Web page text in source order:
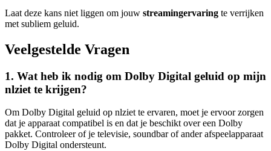
Laat deze kans niet liggen om jouw streamingervaring te verrijken
met subliem geluid.
Veelgestelde Vragen
1. Wat heb ik nodig om Dolby Digital geluid op mijn
nlziet te krijgen?
Om Dolby Digital geluid op nlziet te ervaren, moet je ervoor zorgen
dat je apparaat compatibel is en dat je beschikt over een Dolby
pakket. Controleer of je televisie, soundbar of ander afspeelapparaat
Dolby Digital ondersteunt.